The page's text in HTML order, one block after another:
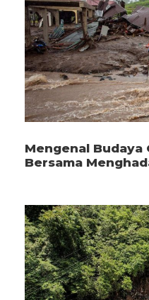
Mengenal Budaya
Bersama